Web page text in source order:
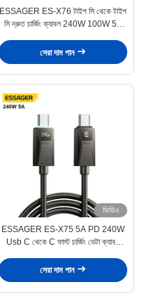
ESSAGER ES-X76 টাইপ সি থেকে টাইপ
সি দ্রুত চার্জিং ক্যাবল 240W 100W 5A
সেরা দাম পান
ভিডিও
ESSAGER ES-X75 5A PD 240W
Usb C থেকে C ফাস্ট চার্জিং ডেটা ক্যাবল
সেরা দাম পান